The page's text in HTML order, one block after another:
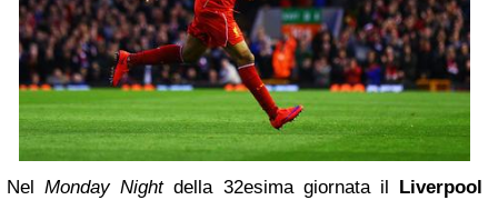
Nel Monday Nightdella 32esima giornata il
Liverpool